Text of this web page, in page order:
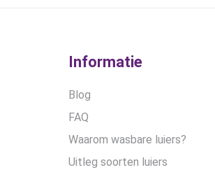
Informatie
Blog
FAQ
Waarom wasbare luiers?
Uitleg soorten luiers